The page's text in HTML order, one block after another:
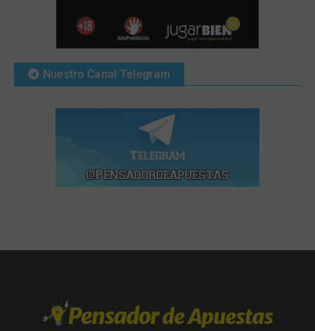
Nuestro Canal Telegram